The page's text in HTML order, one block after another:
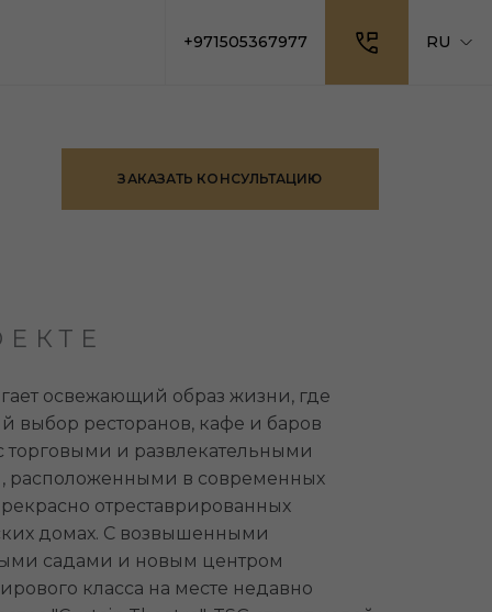
+971505367977 RU
ЗАКАЗАТЬ КОНСУЛЬТАЦИЮ
освежающий образ жизни, где
выбор ресторанов, кафе и баров
торговыми и развлекательными
расположенными в современных
отреставрированных
домах. С возвышенными
садами и новым центром
класса на месте недавно